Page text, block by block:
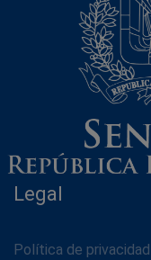
Legal
Política de privacidad